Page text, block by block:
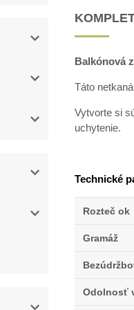
Balkónová
Táto
Vytvorte si
uchytenie.
Technické
Rozteč ok
Gramáž
Odolnosť